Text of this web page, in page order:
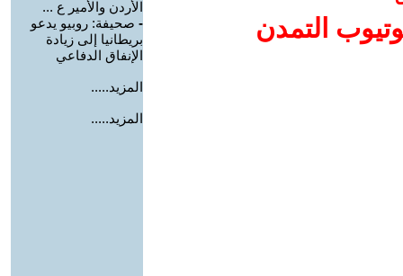
التمدن
الأردن والأمير ع ...
- صحيفة: روبيو يدعو
بريطانيا إلى زيادة
الإنفاق الدفاعي
المزيد.....
المزيد.....